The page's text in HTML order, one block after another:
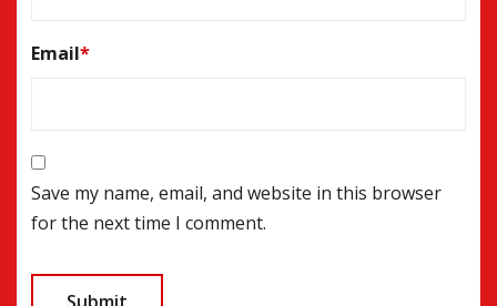
Email*
Save my name, email, and website in this browser
for the next time I comment.